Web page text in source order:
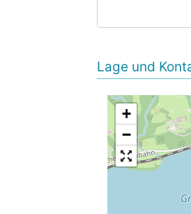
Lage und
+
−